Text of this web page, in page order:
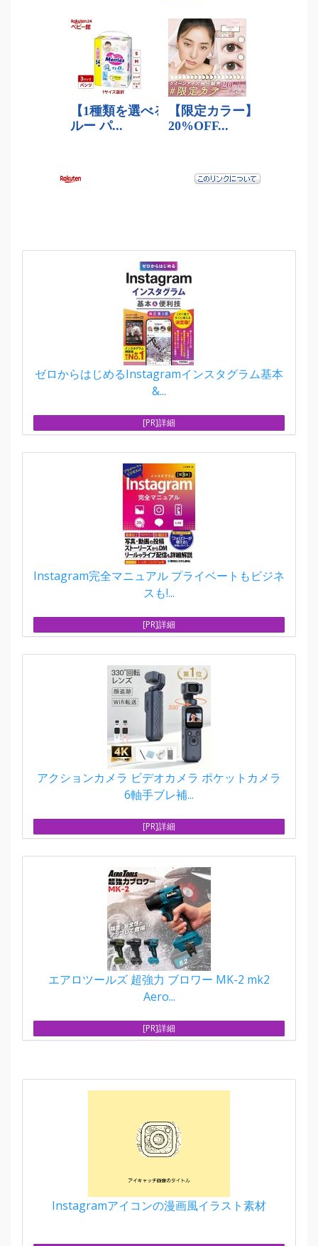
ゼロからはじめるInstagramインスタグラム基本
&...
[PR]詳細
Instagram完全マニュアル プライベートもビジネ
スも!...
[PR]詳細
アクションカメラ ビデオカメラ ポケットカメラ
6軸手ブレ補...
[PR]詳細
エアロツールズ 超強力 ブロワー MK-2 mk2
Aero...
[PR]詳細
Instagramアイコンの漫画風イラスト素材